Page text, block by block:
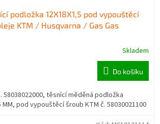
podložka 12X18X1,5 pod vypouštěcí
KTM / Husqvarna / Gas Gas
Skladem
Do košíku
58038022000, těsnící měděná podložka
MM, pod vypouštěcí šroub KTM č. 58030021100